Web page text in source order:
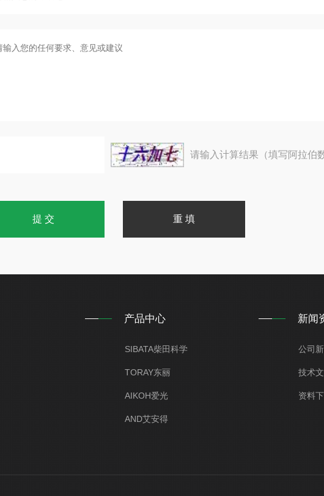
请输入计算结果（填写阿拉伯
产品中心
SIBATA柴田科学
TORAY东丽
AIKOH爱光
AND艾安得
新闻
公司
技术
资料